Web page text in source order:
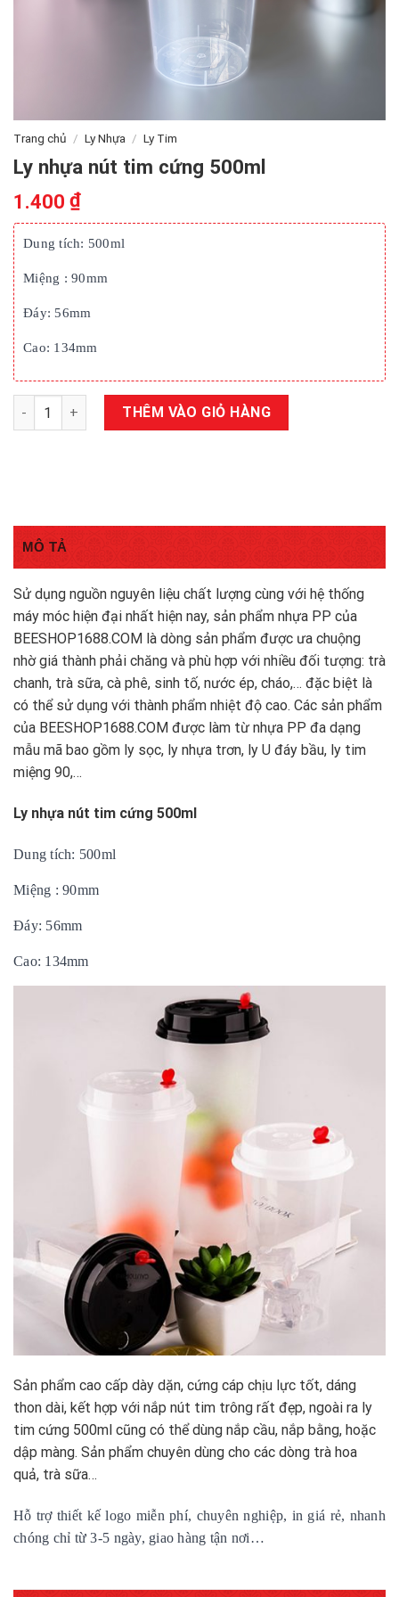
Trang chủ / Ly Nhựa / Ly Tim
Ly nhựa nút tim cứng 500ml
1.400 ₫
Dung tích: 500ml
Miệng : 90mm
Đáy: 56mm
Cao: 134mm
Ly nhựa nút tim cứng 500ml số lượng
THÊM VÀO GIỎ HÀNG
MÔ TẢ
Sử dụng nguồn nguyên liệu chất lượng cùng với hệ thống
máy móc hiện đại nhất hiện nay, sản phẩm nhựa PP của
BEESHOP1688.COM là dòng sản phẩm được ưa chuộng
nhờ giá thành phải chăng và phù hợp với nhiều đối tượng: trà
chanh, trà sữa, cà phê, sinh tố, nước ép, cháo,… đặc biệt là
có thể sử dụng với thành phẩm nhiệt độ cao. Các sản phẩm
của BEESHOP1688.COM được làm từ nhựa PP đa dạng
mẫu mã bao gồm ly sọc, ly nhựa trơn, ly U đáy bầu, ly tim
miệng 90,…
Ly nhựa nút tim cứng 500ml
Dung tích: 500ml
Miệng : 90mm
Đáy: 56mm
Cao: 134mm
Sản phẩm cao cấp dày dặn, cứng cáp chịu lực tốt, dáng
thon dài, kết hợp với nắp nút tim trông rất đẹp, ngoài ra ly
tim cứng 500ml cũng có thể dùng nắp cầu, nắp bằng, hoặc
dập màng. Sản phẩm chuyên dùng cho các dòng trà hoa
quả, trà sữa…
Hỗ trợ thiết kế logo miễn phí, chuyên nghiệp, in giá rẻ, nhanh
chóng chỉ từ 3-5 ngày, giao hàng tận nơi…